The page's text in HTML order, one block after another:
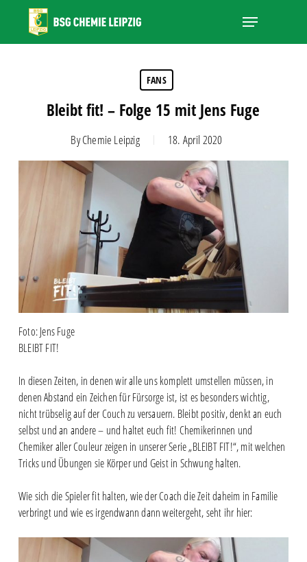
main
Menu
FANS
Bleibt fit! – Folge 15 mit Jens Fuge
ByChemie Leipzig 18. April 2020
Foto: Jens Fuge
BLEIBT FIT!
In diesen Zeiten, in denen wir alle uns komplett umstellen müssen, in
denen Abstand ein Zeichen für Fürsorge ist, ist es besonders wichtig,
nicht trübselig auf der Couch zu versauern. Bleibt positiv, denkt an euch
selbst und an andere – und haltet euch fit! Chemikerinnen und
Chemiker aller Couleur zeigen in unserer Serie „BLEIBT FIT!“, mit welchen
Tricks und Übungen sie Körper und Geist in Schwung halten.
Wie sich die Spieler fit halten, wie der Coach die Zeit daheim in Familie
verbringt und wie es irgendwann dann weitergeht, seht ihr hier:
Play Video
Close